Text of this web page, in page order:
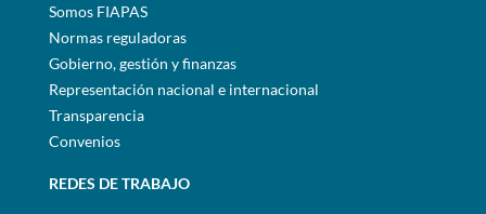
Somos FIAPAS
Normas reguladoras
Gobierno, gestión y finanzas
Representación nacional e internacional
Transparencia
Convenios
REDES DE TRABAJO